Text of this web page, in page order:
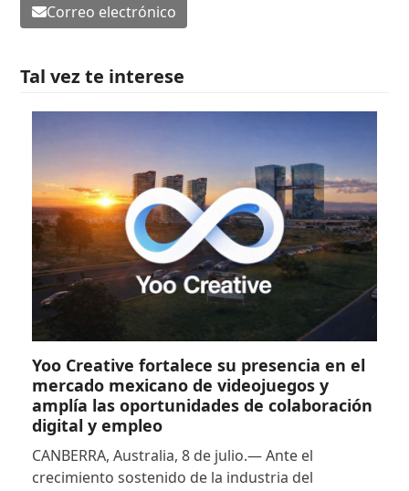
Correo electrónico
Tal vez te interese
Yoo Creative fortalece su presencia en el
mercado mexicano de videojuegos y
amplía las oportunidades de colaboración
digital y empleo
CANBERRA, Australia, 8 de julio.— Ante el
crecimiento sostenido de la industria del